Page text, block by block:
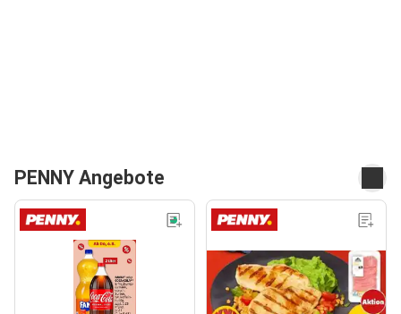
PENNY Angebote